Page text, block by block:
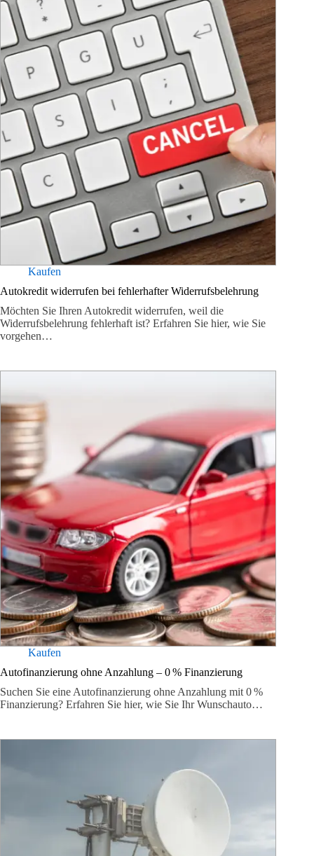
Kaufen
Autokredit widerrufen bei fehlerhafter Widerrufsbelehrung
Möchten Sie Ihren Autokredit widerrufen, weil die
Widerrufsbelehrung fehlerhaft ist? Erfahren Sie hier, wie Sie
vorgehen…
Kaufen
Autofinanzierung ohne Anzahlung – 0 % Finanzierung
Suchen Sie eine Autofinanzierung ohne Anzahlung mit 0 %
Finanzierung? Erfahren Sie hier, wie Sie Ihr Wunschauto…